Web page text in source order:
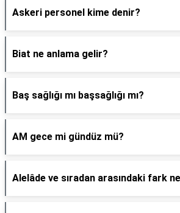
Askeri personel kime denir?
Biat ne anlama gelir?
Baş sağlığı mı başsağlığı mı?
AM gece mi gündüz mü?
Alelâde ve sıradan arasındaki fark